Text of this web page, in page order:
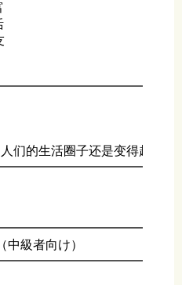
们的生活圈子还是变得越来
級者向け）